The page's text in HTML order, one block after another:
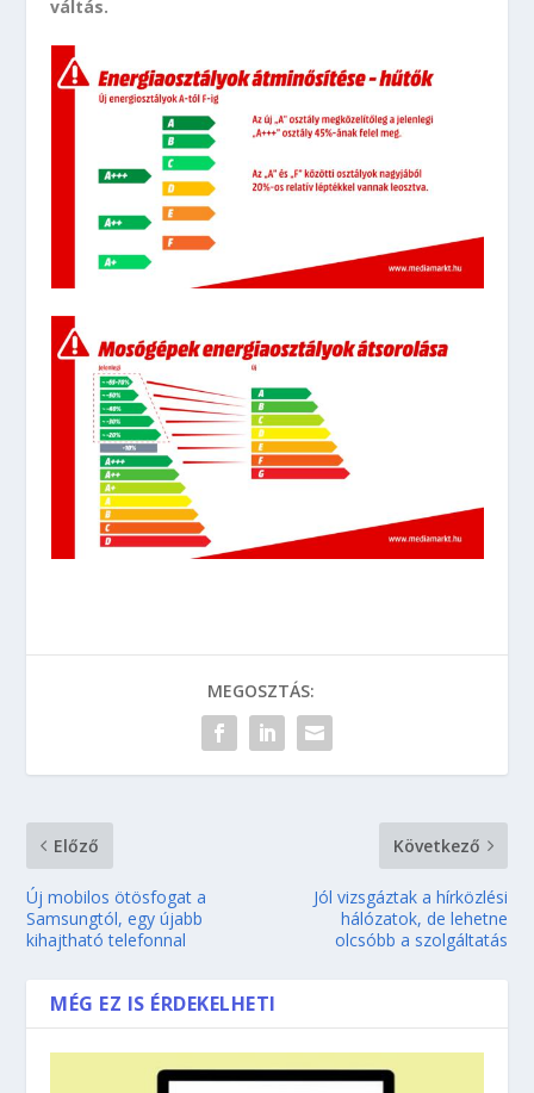
váltás.
MEGOSZTÁS:
Előző
Új mobilos ötösfogat a
Samsungtól, egy újabb
kihajtható telefonnal
Következő
Jól vizsgáztak a hírközlési
hálózatok, de lehetne
olcsóbb a szolgáltatás
MÉG EZ IS ÉRDEKELHETI